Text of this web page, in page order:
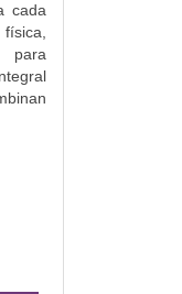
cada
para